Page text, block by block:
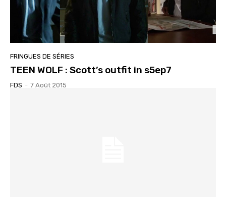
FRINGUES DE SÉRIES
TEEN WOLF : Scott’s outfit in s5ep7
FDS - 7 Août 2015